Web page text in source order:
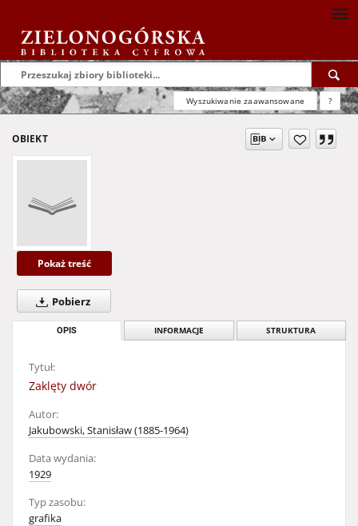
Wyszukiwanie zaawansowane ?
OBIEKT
Pokaż treść
Pobierz
OPIS INFORMACJE STRUKTURA
Tytuł:
Zaklęty dwór
Autor:
Jakubowski, Stanisław (1885-1964)
Data wydania:
1929
Typ zasobu:
grafika